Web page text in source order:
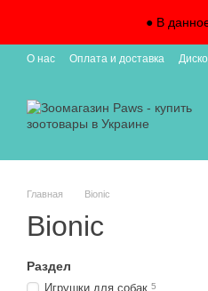
● В
О нас Оплата и доставка
Главная Bionic
Bionic
Раздел
Игрушки для собак 5